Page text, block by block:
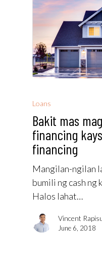
Loans
Bakit mas
financing
financing
Mangilan-ngilan
bumili ng cash ng
Halos lahat…
Vincent
June 6, 2018